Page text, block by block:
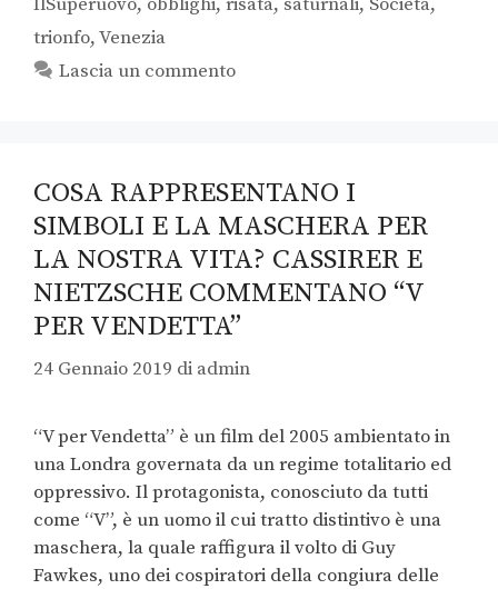
trionfo,Venezia
Lascia un commento
COSA RAPPRESENTANO I
SIMBOLI E LA MASCHERA PER
LA NOSTRA VITA? CASSIRER E
NIETZSCHE COMMENTANO “V
PER VENDETTA”
24 Gennaio 2019 di admin
“V per Vendetta” è un film del 2005 ambientato in
una Londra governata da un regime totalitario ed
oppressivo. Il protagonista, conosciuto da tutti
come “V”, è un uomo il cui tratto distintivo è una
maschera, la quale raffigura il volto di Guy
Fawkes, uno dei cospiratori della congiura delle